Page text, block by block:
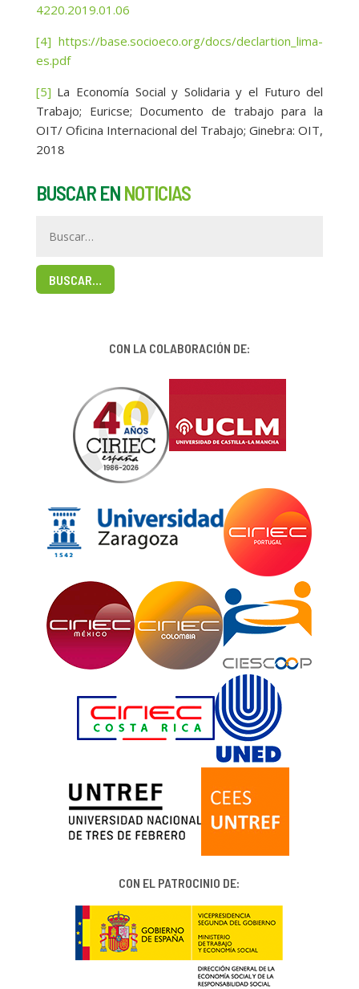
4220.2019.01.06
[4] https://base.socioeco.org/docs/declartion_lima-
es.pdf
[5] La Economía Social y Solidaria y el Futuro del
Trabajo; Euricse; Documento de trabajo para la
OIT/ Oficina Internacional del Trabajo; Ginebra: OIT,
2018
BUSCAR EN NOTICIAS
BUSCAR…
CON LA COLABORACIÓN DE:
CON EL PATROCINIO DE: